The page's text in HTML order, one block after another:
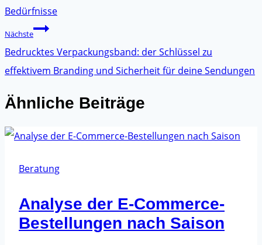
Bedürfnisse
Nächste
Bedrucktes Verpackungsband: der Schlüssel zu
effektivem Branding und Sicherheit für deine Sendungen
Ähnliche Beiträge
Beratung
Analyse der E-Commerce-
Bestellungen nach Saison